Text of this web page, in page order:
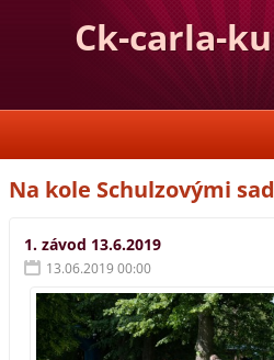
Ck-carla-
Na kole Schulzovými
1. závod 13.6.2019
13.06.2019 00:00